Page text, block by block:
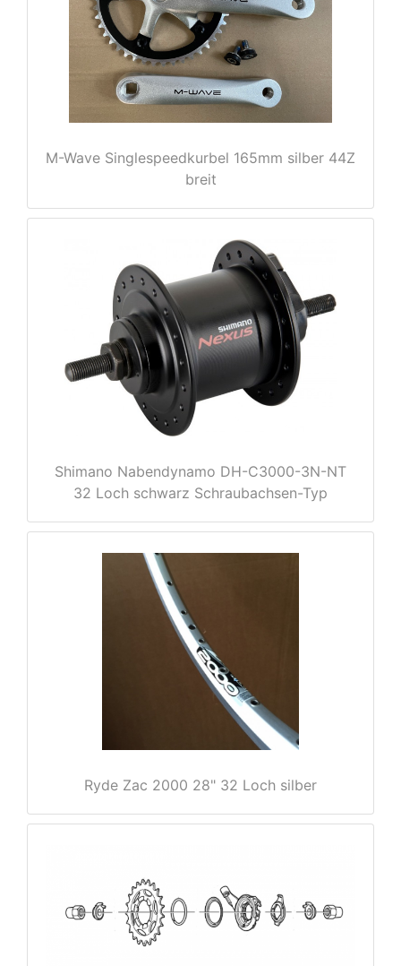
M-Wave Singlespeedkurbel 165mm silber 44Z
breit
Shimano Nabendynamo DH-C3000-3N-NT
32 Loch schwarz Schraubachsen-Typ
Ryde Zac 2000 28" 32 Loch silber